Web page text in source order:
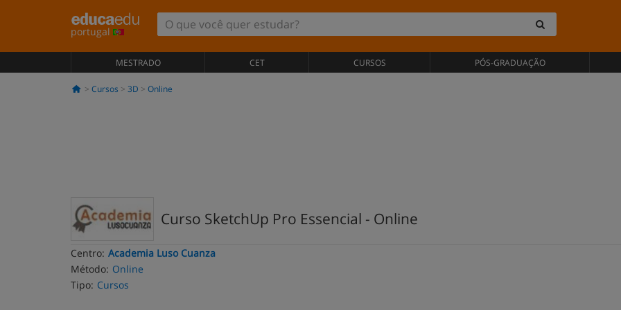
portugal
MESTRADO CET CURSOS PÓS-GRADUAÇÃO
Cursos 3D Online
Curso SketchUp Pro Essencial - Online
Centro: Academia Luso Cuanza
Método: Online
Tipo: Cursos